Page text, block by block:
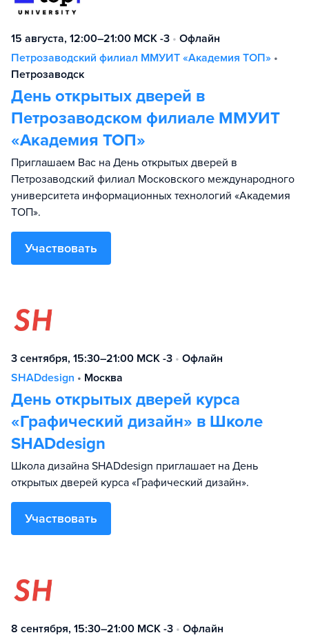
15 августа, 12:00–21:00 МСК -3 • Офлайн
Петрозаводский филиал ММУИТ «Академия TOП» •
Петрозаводск
День открытых дверей в
Петрозаводском филиале ММУИТ
«Академия ТОП»
Приглашаем Вас на День открытых дверей в
Петрозаводский филиал Московского международного
университета информационных технологий «Академия
TOП».
Участвовать
3 сентября, 15:30–21:00 МСК -3 • Офлайн
SHADdesign • Москва
День открытых дверей курса
«Графический дизайн» в Школе
SHADdesign
Школа дизайна SHADdesign приглашает на День
открытых дверей курса «Графический дизайн».
Участвовать
8 сентября, 15:30–21:00 МСК -3 • Офлайн